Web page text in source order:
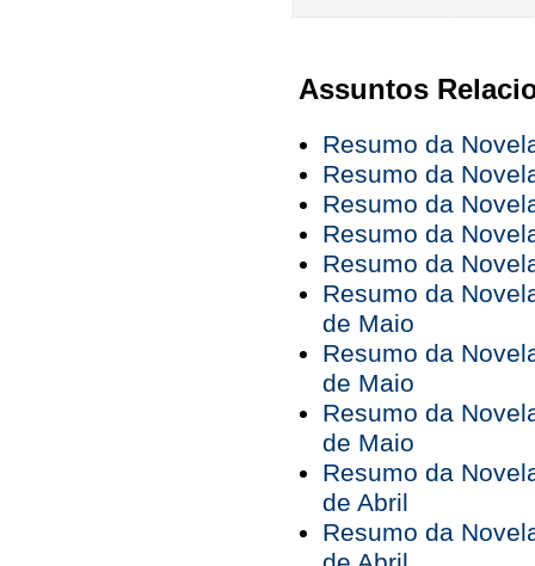
Assuntos
Resumo da
Resumo da
Resumo da
Resumo da
Resumo da
Resumo da
de Maio
Resumo da
de Maio
Resumo da
de Maio
Resumo da
de Abril
Resumo da